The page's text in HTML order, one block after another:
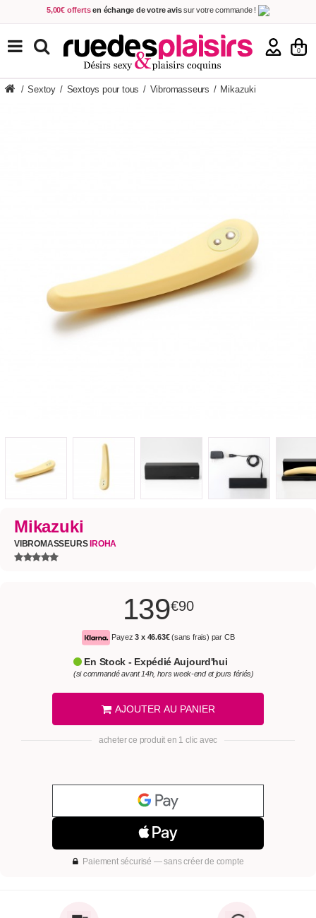
5,00€ offerts en échange de votre avissur votre commande !
Achetez aujourd'hui. Décidez quand payer !
Livraison en 48h
au prix de 2,90 € ! (Offerte dès 69,00€ d'achat)
0
TOUS NOS PRODUITS
/ Sextoy / Sextoys pour tous / Vibromasseurs / Mikazuki
Mikazuki
VIBROMASSEURS IROHA
139€90
Payez3 x 46.63€(sans frais) par CB
En Stock - Expédié Aujourd'hui
(si commandé avant 14h, hors week-end et jours fériés)
AJOUTER AU PANIER
acheter ce produit en 1 clic avec
Paiement sécurisé — sans créer de compte